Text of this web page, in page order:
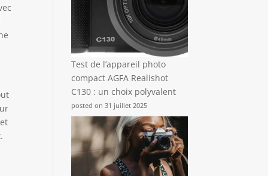
Test de l’appareil photo
compact AGFA Realishot
C130 : un choix polyvalent
posted on 31 juillet 2025